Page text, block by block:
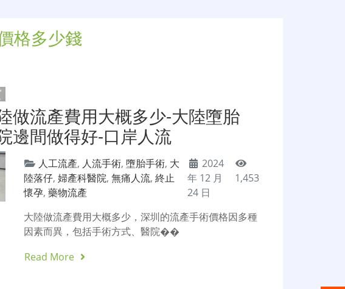
格多少錢
做流產費用大概多少-大陸墮胎
邊間做得好-口岸人流
人工流產, 人流手術,墮胎手術, 大
陸落仔,婦產科醫院,無痛人流,終止
懷孕,藥物流產
2024
年 12 月
24 日
1,453
大陸做流產費用大概多少，深圳的流產手術價格因多種
因素而異，包括手術方式、醫院��
Read More